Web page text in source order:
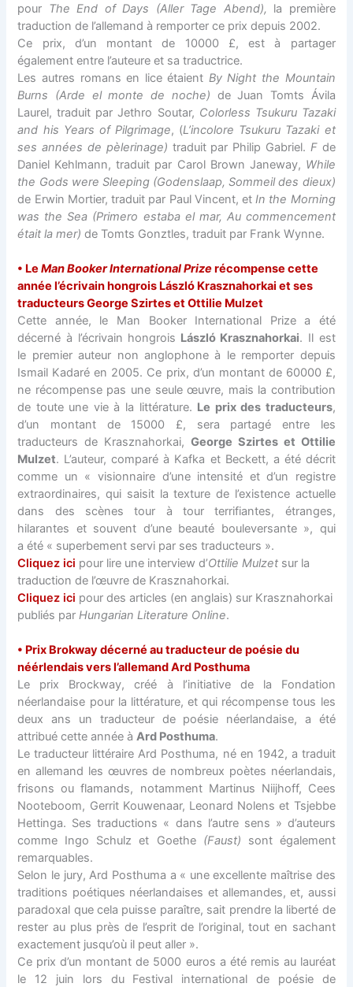
pour The End of Days (Aller Tage Abend), la première
traduction de l’allemand à remporter ce prix depuis 2002.
Ce prix, d’un montant de 10000 £, est à partager
également entre l’auteure et sa traductrice.
Les autres romans en lice étaient By Night the Mountain
Burns (Arde el monte de noche) de Juan Tomts Ávila
Laurel, traduit par Jethro Soutar, Colorless Tsukuru Tazaki
and his Years of Pilgrimage, (L’incolore Tsukuru Tazaki et
ses années de pèlerinage) traduit par Philip Gabriel. F de
Daniel Kehlmann, traduit par Carol Brown Janeway, While
the Gods were Sleeping (Godenslaap, Sommeil des dieux)
de Erwin Mortier, traduit par Paul Vincent, etIn the Morning
was the Sea (Primero estaba el mar, Au commencement
était la mer) de Tomts Gonztles, traduit par Frank Wynne.
• LeMan Booker International Prizerécompense cette
année l’écrivain hongrois László Krasznahorkai et ses
traducteurs George Szirtes et Ottilie Mulzet
Cette année, le Man Booker International Prize a été
décerné à l’écrivain hongrois László Krasznahorkai. Il est
le premier auteur non anglophone à le remporter depuis
Ismail Kadaré en 2005. Ce prix, d’un montant de 60000 £,
ne récompense pas une seule œuvre, mais la contribution
de toute une vie à la littérature. Le prix des traducteurs,
d’un montant de 15000 £, sera partagé entre les
traducteurs de Krasznahorkai, George Szirtes et Ottilie
Mulzet. L’auteur, comparé à Kafka et Beckett, a été décrit
comme un « visionnaire d’une intensité et d’un registre
extraordinaires, qui saisit la texture de l’existence actuelle
dans des scènes tour à tour terrifiantes, étranges,
hilarantes et souvent d’une beauté bouleversante », qui
a été « superbement servi par ses traducteurs ».
Cliquez ici pour lire une interview d’Ottilie Mulzet sur la
traduction de l’œuvre de Krasznahorkai.
Cliquez ici pour des articles (en anglais) sur Krasznahorkai
publiés parHungarian Literature Online.
• Prix Brokway décerné au traducteur de poésie du
néérlendais vers l’allemand Ard Posthuma
Le prix Brockway, créé à l’initiative de la Fondation
néerlandaise pour la littérature, et qui récompense tous les
deux ans un traducteur de poésie néerlandaise, a été
attribué cette année àArd Posthuma.
Le traducteur littéraire Ard Posthuma, né en 1942, a traduit
en allemand les œuvres de nombreux poètes néerlandais,
frisons ou flamands, notamment Martinus Niijhoff, Cees
Nooteboom, Gerrit Kouwenaar, Leonard Nolens et Tsjebbe
Hettinga. Ses traductions « dans l’autre sens » d’auteurs
comme Ingo Schulz et Goethe (Faust) sont également
remarquables.
Selon le jury, Ard Posthuma a « une excellente maîtrise des
traditions poétiques néerlandaises et allemandes, et, aussi
paradoxal que cela puisse paraître, sait prendre la liberté de
rester au plus près de l’esprit de l’original, tout en sachant
exactement jusqu’où il peut aller ».
Ce prix d’un montant de 5000 euros a été remis au lauréat
le 12 juin lors du Festival international de poésie de